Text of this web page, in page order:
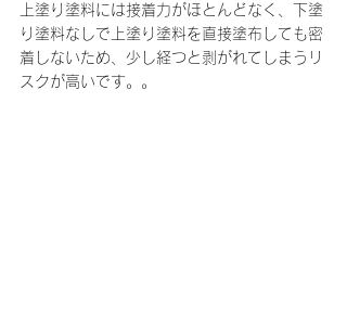
上塗り塗料には接着力がほとんどなく、下塗
り塗料なしで上塗り塗料を直接塗布しても密
着しないため、少し経つと剥がれてしまうリ
スクが高いです。。